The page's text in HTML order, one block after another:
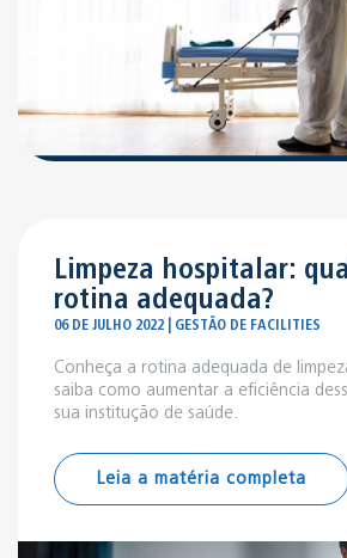
Limpeza hospitalar:
rotina adequada?
06 DE JULHO 2022 | GESTÃO DE FACILITIES
Conheça a rotina adequada de
saiba como aumentar a eficiência
sua institução de saúde.
Leia a matéria completa